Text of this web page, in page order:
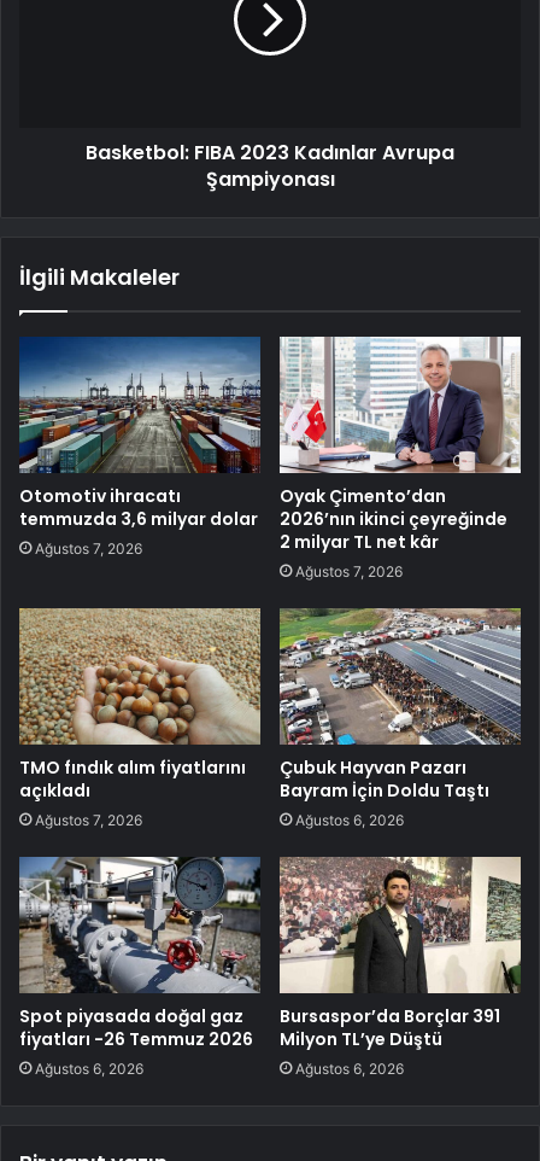
Basketbol: FIBA 2023 Kadınlar Avrupa
Şampiyonası
İlgili Makaleler
Otomotiv ihracatı
temmuzda 3,6 milyar dolar
Ağustos 7, 2026
Oyak Çimento’dan
2026’nın ikinci çeyreğinde
2 milyar TL net kâr
Ağustos 7, 2026
TMO fındık alım fiyatlarını
açıkladı
Ağustos 7, 2026
Çubuk Hayvan Pazarı
Bayram İçin Doldu Taştı
Ağustos 6, 2026
Spot piyasada doğal gaz
fiyatları -26 Temmuz 2026
Ağustos 6, 2026
Bursaspor’da Borçlar 391
Milyon TL’ye Düştü
Ağustos 6, 2026